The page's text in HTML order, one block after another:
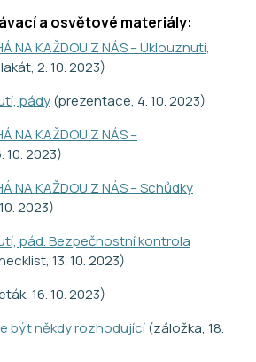
a osvětové materiály:
NA KAŽDOU Z NÁS – Uklouznutí,
2. 10. 2023)
pády(prezentace, 4. 10. 2023)
NA KAŽDOU Z NÁS –
10. 2023)
NA KAŽDOU Z NÁS – Schůdky
2023)
pád. Bezpečnostní kontrola
13. 10. 2023)
16. 10. 2023)
být někdy rozhodující(záložka, 18.